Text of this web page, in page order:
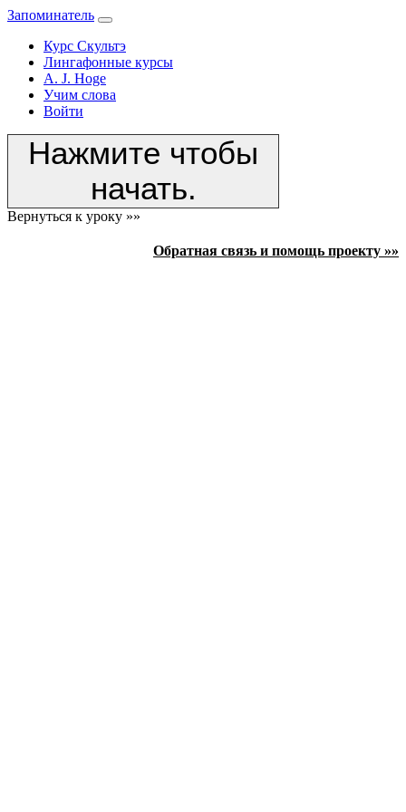
Запоминатель
Курс Скультэ
Лингафонные курсы
A. J. Hoge
Учим слова
Войти
Нажмите чтобы
начать.
Вернуться к уроку »»
Обратная связь и помощь проекту »»